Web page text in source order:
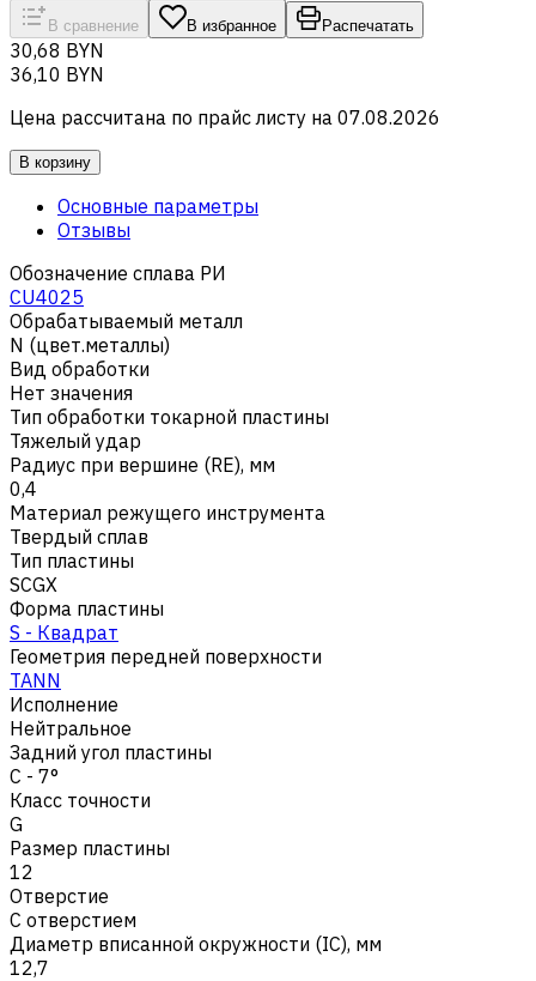
В сравнение В избранное Распечатать
30,68 BYN
36,10 BYN
Цена рассчитана по прайс листу на 07.08.2026
В корзину
Основные параметры
Отзывы
Обозначение сплава РИ
CU4025
Обрабатываемый металл
N (цвет.металлы)
Вид обработки
Нет значения
Тип обработки токарной пластины
Тяжелый удар
Радиус при вершине (RE), мм
0,4
Материал режущего инструмента
Твердый сплав
Тип пластины
SCGX
Форма пластины
S - Квадрат
Геометрия передней поверхности
TANN
Исполнение
Нейтральное
Задний угол пластины
C - 7°
Класс точности
G
Размер пластины
12
Отверстие
С отверстием
Диаметр вписанной окружности (IC), мм
12,7